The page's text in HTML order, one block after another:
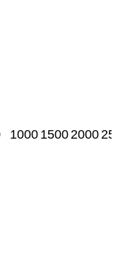
1000 15002000